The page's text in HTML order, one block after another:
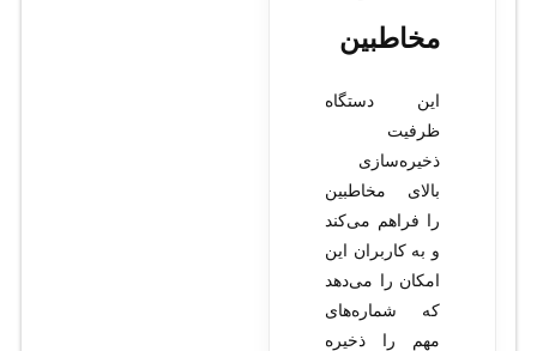
مخاطبین
این دستگاه
ظرفیت
ذخیره‌سازی
بالای مخاطبین
را فراهم می‌کند
و به کاربران این
امکان را می‌دهد
که شماره‌های
مهم را ذخیره